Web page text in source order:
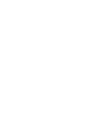
COMITE 50-FNPP DE LA
Votre passion : La pêche